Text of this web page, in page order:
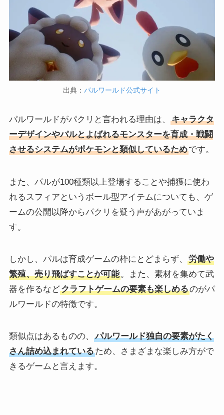
出典： パルワールド公式サイト
パルワールドがパクリと言われる理由は、
キャラクタ
ーデザインやパルとよばれるモンスターを育成・戦闘
させるシステムがポケモンと類似しているためです。
また、パルが100種類以上登場することや捕獲に使わ
れるスフィアというボール型アイテムについても、ゲ
ームの公開以降からパクリを疑う声があがっていま
す。
しかし、パルは育成ゲームの枠にとどまらず、
労働や
繁殖、売り飛ばすことが可能。また、素材を集めて武
器を作るなどクラフトゲームの要素も楽しめるのがパ
ルワールドの特徴です。
類似点はあるものの、
パルワールド独自の要素がたく
さん詰め込まれているため、さまざまな楽しみ方がで
きるゲームと言えます。